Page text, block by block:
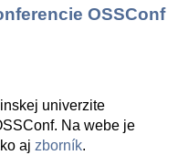
OSSConf
univerzite
Na webe je
aj zborník.